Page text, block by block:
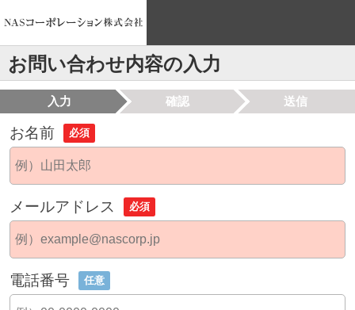
お問い合わせ内容の入力
入力 確認 送信
お名前 必須
メールアドレス 必須
電話番号 任意